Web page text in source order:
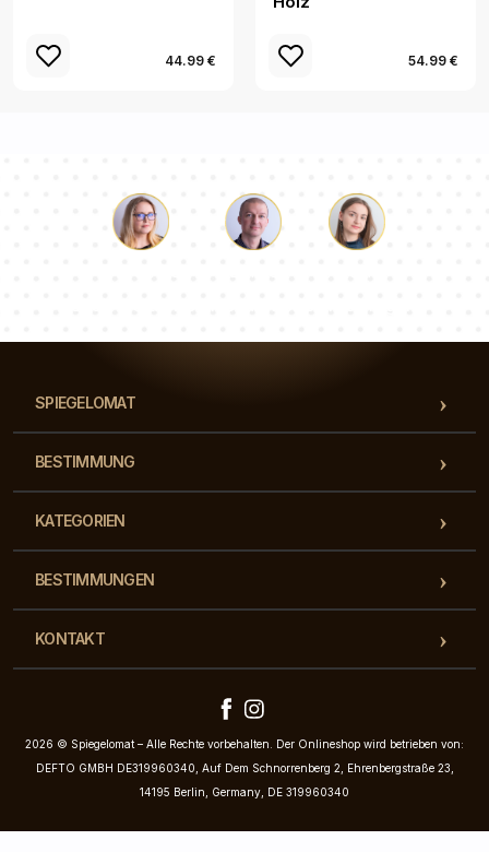
44.99 € 54.99 €
SPIEGELOMAT
BESTIMMUNG
KATEGORIEN
BESTIMMUNGEN
KONTAKT
2026 © Spiegelomat – Alle Rechte vorbehalten. Der Onlineshop wird betrieben von:
DEFTO GMBH DE319960340, Auf Dem Schnorrenberg 2, Ehrenbergstraße 23,
14195 Berlin, Germany, DE 319960340